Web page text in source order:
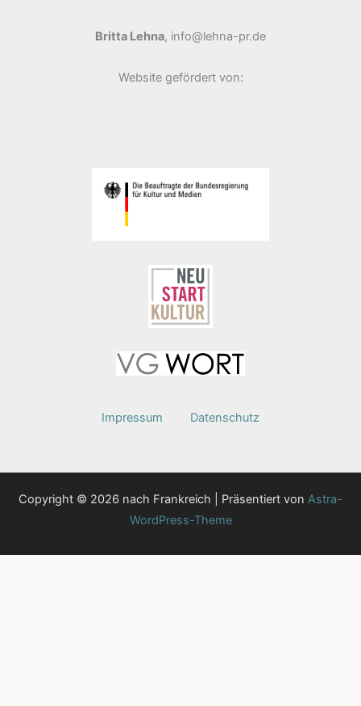
Britta Lehna, info@lehna-pr.de
Website gefördert von:
Impressum Datenschutz
Copyright © 2026 nach Frankreich | Präsentiert von Astra-
WordPress-Theme